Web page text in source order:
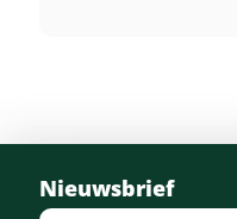
Brandstofindicatie
Nieuwsbrief